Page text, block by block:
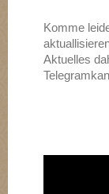
Komme
Aktuelles